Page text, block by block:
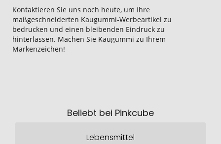
Kontaktieren Sie uns noch heute, um Ihre
maßgeschneiderten Kaugummi-Werbeartikel zu
bedrucken und einen bleibenden Eindruck zu
hinterlassen. Machen Sie Kaugummi zu Ihrem
Markenzeichen!
Beliebt bei Pinkcube
Lebensmittel